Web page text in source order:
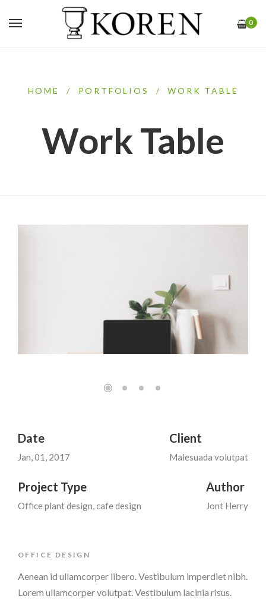
0
HOME / PORTFOLIOS / WORK TABLE
Work Table
Date
Jan, 01, 2017
Client
Malesuada volutpat
Project Type
Office plant design, cafe design
Author
Jont Herry
OFFICE DESIGN
Aenean id ullamcorper libero. Vestibulum imperdiet nibh.
Lorem ullamcorper volutpat. Vestibulum lacinia risus.